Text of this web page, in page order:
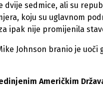
sedmice, ali su
koju su uglavnom
ipak nije promijenila
Johnson branio je
Američkim